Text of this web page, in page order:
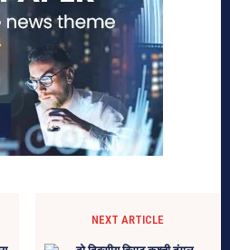
NEXT ARTICLE